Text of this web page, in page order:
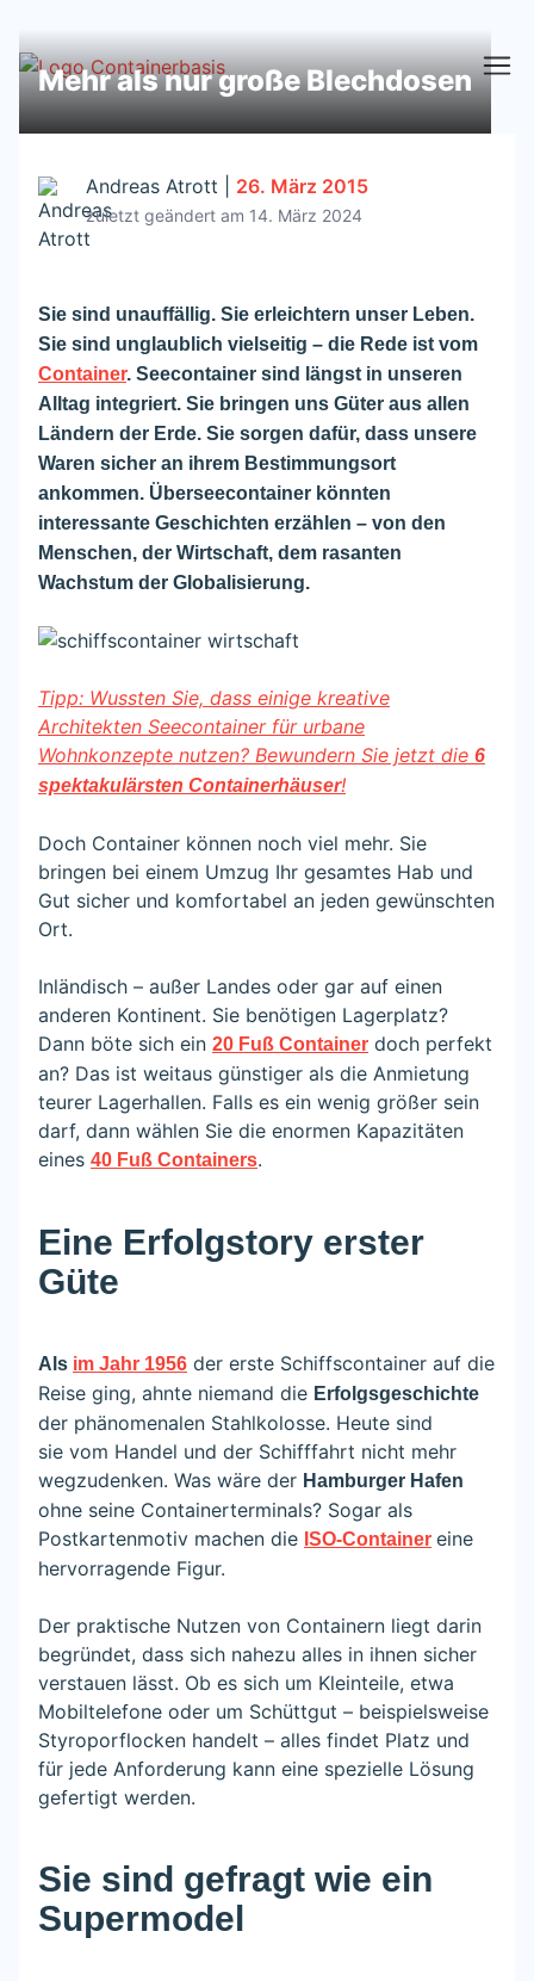
Mehr als nur große Blechdosen
Andreas Atrott 26. März 2015
zuletzt geändert am 14. März 2024
Sie sind unauffällig. Sie erleichtern unser Leben.
Sie sind unglaublich vielseitig – die Rede ist vom
Container. Seecontainer sind längst in unseren
Alltag integriert. Sie bringen uns Güter aus allen
Ländern der Erde. Sie sorgen dafür, dass unsere
Waren sicher an ihrem Bestimmungsort
ankommen. Überseecontainer könnten
interessante Geschichten erzählen – von den
Menschen, der Wirtschaft, dem rasanten
Wachstum der Globalisierung.
Tipp: Wussten Sie, dass einige kreative
Architekten Seecontainer für urbane
Wohnkonzepte nutzen? Bewundern Sie jetzt die 6
spektakulärsten Containerhäuser!
Doch Container können noch viel mehr. Sie
bringen bei einem Umzug Ihr gesamtes Hab und
Gut sicher und komfortabel an jeden gewünschten
Ort.
Inländisch – außer Landes oder gar auf einen
anderen Kontinent. Sie benötigen Lagerplatz?
Dann böte sich ein 20 Fuß Container doch perfekt
an? Das ist weitaus günstiger als die Anmietung
teurer Lagerhallen. Falls es ein wenig größer sein
darf, dann wählen Sie die enormen Kapazitäten
eines 40 Fuß Containers.
Eine Erfolgstory erster
Güte
Als im Jahr 1956 der erste Schiffscontainer auf die
Reise ging, ahnte niemand die Erfolgsgeschichte
der phänomenalen Stahlkolosse. Heute sind
sie vom Handel und der Schifffahrt nicht mehr
wegzudenken. Was wäre der Hamburger Hafen
ohne seine Containerterminals? Sogar als
Postkartenmotiv machen die ISO-Container eine
hervorragende Figur.
Der praktische Nutzen von Containern liegt darin
begründet, dass sich nahezu alles in ihnen sicher
verstauen lässt. Ob es sich um Kleinteile, etwa
Mobiltelefone oder um Schüttgut – beispielsweise
Styroporflocken handelt – alles findet Platz und
für jede Anforderung kann eine spezielle Lösung
gefertigt werden.
Sie sind gefragt wie ein
Supermodel